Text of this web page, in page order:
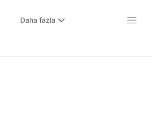
Daha fazla